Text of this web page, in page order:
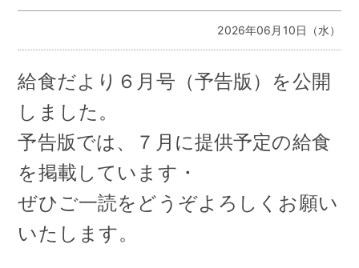
2026年06月10日（水）
給食だより６月号（予告版）を公開
しました。
予告版では、７月に提供予定の給食
を掲載しています・
ぜひご一読をどうぞよろしくお願い
いたします。